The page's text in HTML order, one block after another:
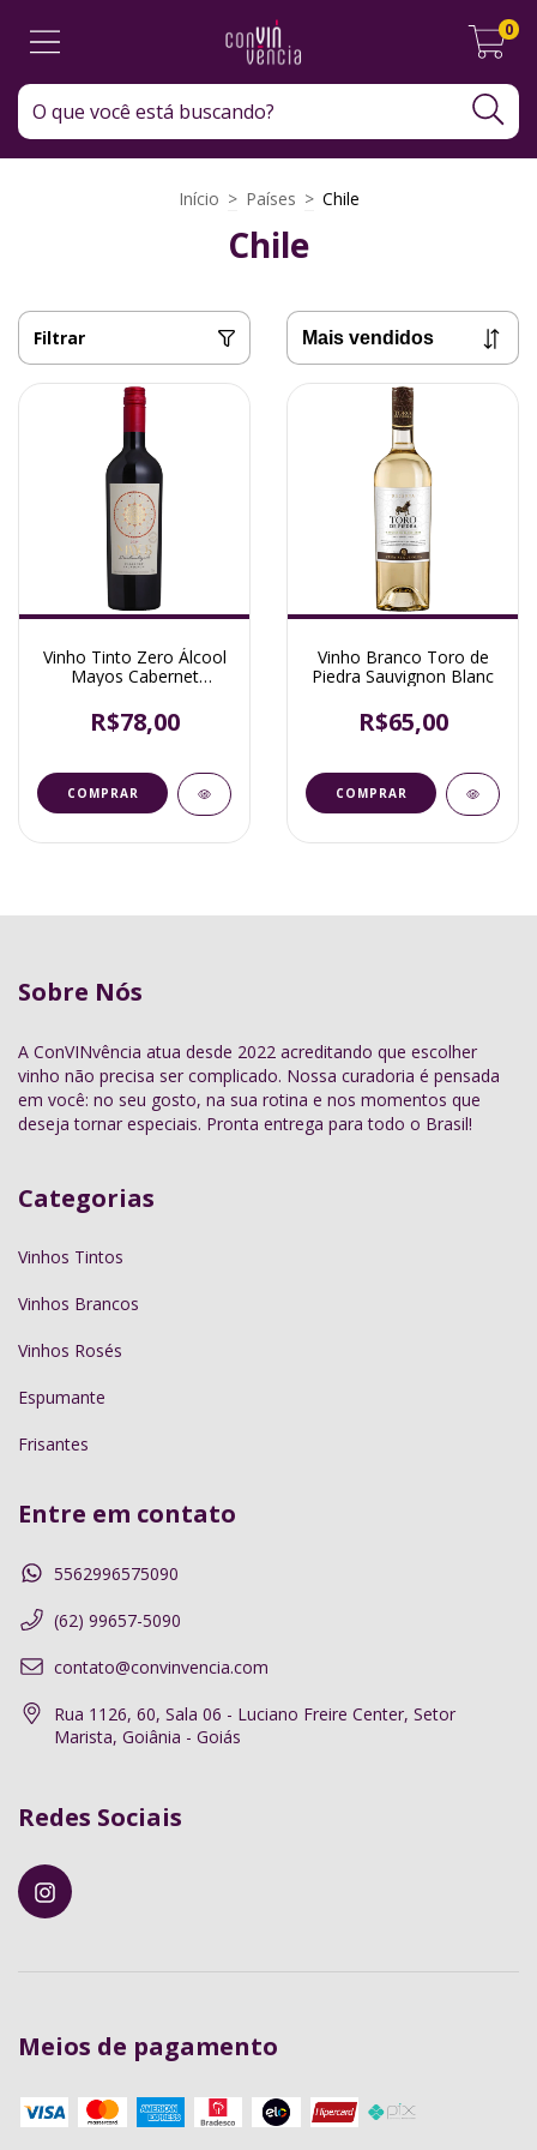
0
Início > Países > Chile
Chile
Filtrar
Vinho Tinto Zero Álcool
Mayos Cabernet
R$78,00
Vinho Branco Toro de
Piedra Sauvignon Blanc
R$65,00
Sobre Nós
A ConVINvência atua desde 2022 acreditando que escolher
vinho não precisa ser complicado. Nossa curadoria é pensada
em você: no seu gosto, na sua rotina e nos momentos que
deseja tornar especiais. Pronta entrega para todo o Brasil!
Categorias
Vinhos Tintos
Vinhos Brancos
Vinhos Rosés
Espumante
Frisantes
Entre em contato
5562996575090
(62) 99657-5090
contato@convinvencia.com
Rua 1126, 60, Sala 06 - Luciano Freire Center, Setor
Marista, Goiânia - Goiás
Redes Sociais
Meios de pagamento